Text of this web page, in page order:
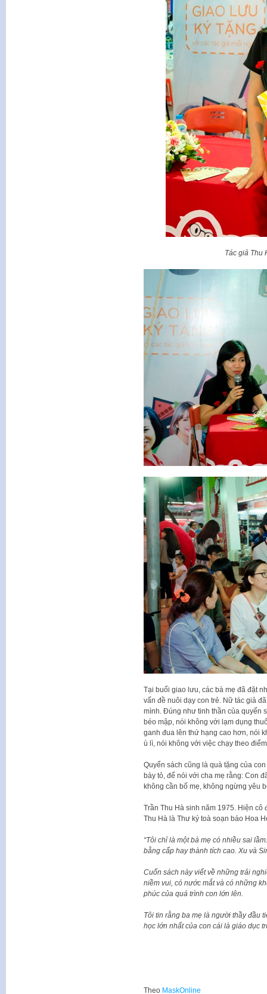
Tác giả Thu
Tại buổi giao lưu, các bà mẹ đã đặt
vấn đề nuôi dạy con trẻ. Nữ tác giả
mình. Đúng như tinh thần của quyển
béo mập, nói không với lạm dụng
ganh đua lên thứ hạng cao hơn, nói
ù lì, nói không với việc chạy theo
Quyển sách cũng là quà tặng của
bày tỏ, để nói với cha mẹ rằng: Con
không cần bố mẹ, không ngừng yêu
Trần Thu Hà sinh năm 1975. Hiện cô
Thu Hà là Thư ký toà soạn báo Hoa
“Tôi chỉ là một bà mẹ có nhiều sai
bằng cấp hay thành tích cao. Xu và
Cuốn sách này viết về những trải
niềm vui, có nước mắt và có những
phúc của quá trình con lớn lên.
Tôi tin rằng ba mẹ là người thầy đầu
học lớn nhất của con cái là giáo dục
Theo MaskOnline